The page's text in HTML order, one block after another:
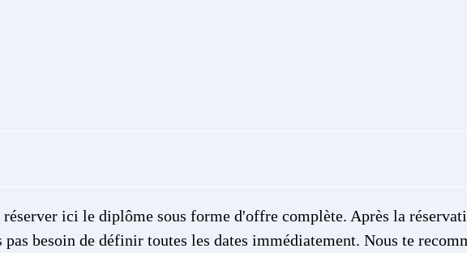
ici le diplôme sous forme d'offre complète. Après la
besoin de définir toutes les dates immédiatement. Nous te